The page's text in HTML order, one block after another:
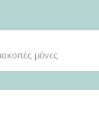
μόνες